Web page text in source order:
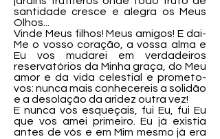
santidade cresce e alegra os Meus
Olhos...
Vinde Meus filhos! Meus amigos! E dai-
Me o vosso coração, a vossa alma e
Eu vos mudarei em verdadeiros
reservatórios da Minha graça, do Meu
amor e da vida celestial e prometo-
vos: nunca mais conhecereis a solidão
e a desolação da aridez outra vez!
E nunca vos esqueçais, fui Eu, fui Eu
que vos amei primeiro. Eu já existia
antes de vós e em Mim mesmo já era